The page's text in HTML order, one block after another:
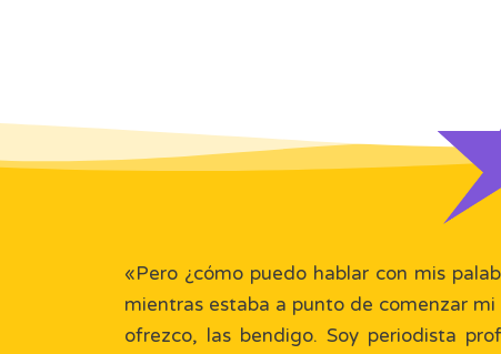
«Pero ¿cómo puedo hablar con mis
mientras estaba a punto de comenzar
ofrezco, las bendigo. Soy periodista